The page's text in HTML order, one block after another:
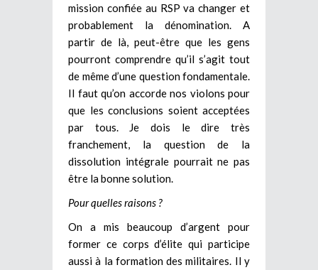
mission confiée au RSP va changer et
probablement la dénomination. A
partir de là, peut-être que les gens
pourront comprendre qu’il s’agit tout
de même d’une question fondamentale.
Il faut qu’on accorde nos violons pour
que les conclusions soient acceptées
par tous. Je dois le dire très
franchement, la question de la
dissolution intégrale pourrait ne pas
être la bonne solution.
Pour quelles raisons ?
On a mis beaucoup d’argent pour
former ce corps d’élite qui participe
aussi à la formation des militaires. Il y